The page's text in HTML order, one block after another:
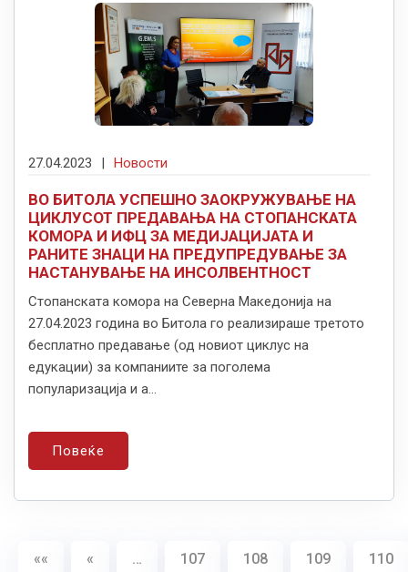
27.04.2023 Новости
ВО БИТОЛА УСПЕШНО ЗАОКРУЖУВАЊЕ НА
ЦИКЛУСОТ ПРЕДАВАЊА НА СТОПАНСКАТА
КОМОРА И ИФЦ ЗА МЕДИЈАЦИЈАТА И
РАНИТЕ ЗНАЦИ НА ПРЕДУПРЕДУВАЊЕ ЗА
НАСТАНУВАЊЕ НА ИНСОЛВЕНТНОСТ
Стопанската комора на Северна Македонија на
27.04.2023 година во Битола го реализираше третото
бесплатно предавање (од новиот циклус на
едукации) за компаниите за поголема
популаризација и а...
Повеќе
«« « … 107 108 109 110